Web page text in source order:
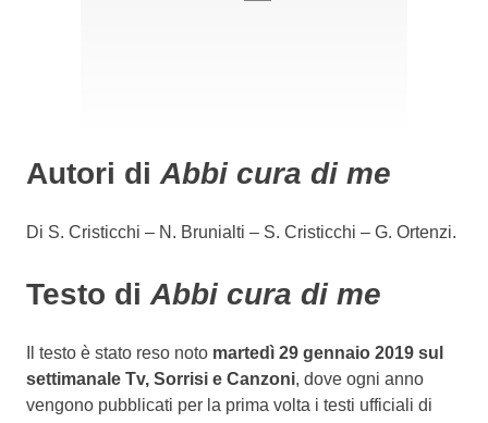
Autori di Abbi cura di me
Di S. Cristicchi – N. Brunialti – S. Cristicchi – G. Ortenzi.
Testo di Abbi cura di me
Il testo è stato reso noto martedì 29 gennaio 2019 sul
settimanale Tv, Sorrisi e Canzoni, dove ogni anno
vengono pubblicati per la prima volta i testi ufficiali di